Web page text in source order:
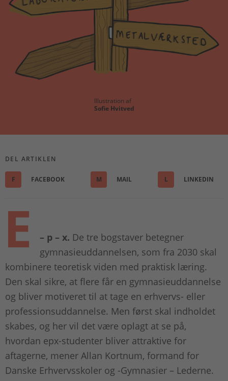
Illustration af
Sofie Hvitved
DEL ARTIKLEN
F FACEBOOK M MAIL L LINKEDIN
E – p – x. De tre bogstaver betegner
gymnasieuddannelsen, som fra 2030 skal
kombinere teoretisk viden med praktisk læring.
Den skal sikre, at flere får en gymnasieuddannelse
og bliver motiveret til at tage en erhvervs- eller
professionsuddannelse. Men først skal indholdet
skabes, og her vil det være oplagt at se på,
hvordan epx-studenter bliver attraktive for
aftagerne, mener Allan Kortnum, formand for
Danske Erhvervsskoler og -Gymnasier – Lederne.